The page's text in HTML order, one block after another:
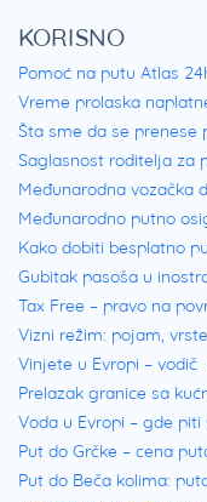
KORISNO
Pomoć na putu Atlas
Vreme prolaska
Šta sme da se prenese
Saglasnost roditelja za
Međunarodna vozačka
Međunarodno putno
Kako dobiti besplatno
Gubitak pasoša u
Tax Free – pravo na
Vizni režim: pojam,
Vinjete u Evropi – vodič
Prelazak granice sa
Voda u Evropi – gde
Put do Grčke – cena
Put do Beča kolima: